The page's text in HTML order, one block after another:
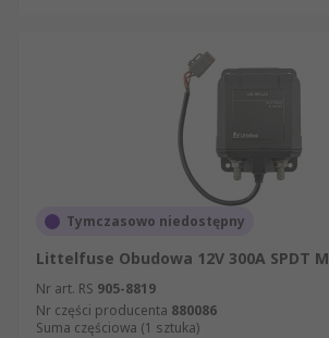
Tymczasowo niedostępny
Littelfuse Obudowa 12V 300A SPDT M
Nr art. RS 905-8819
Nr części producenta 880086
Suma częściowa (1 sztuka)